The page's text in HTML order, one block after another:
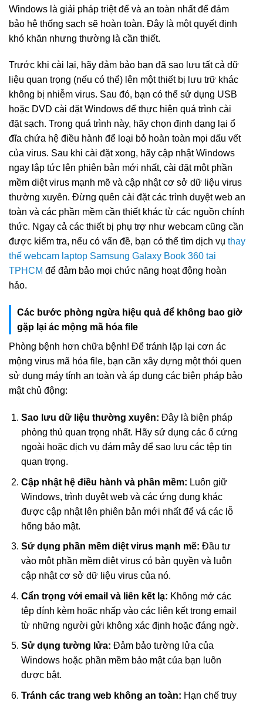
Windows là giải pháp triệt để và an toàn nhất để đảm
bảo hệ thống sạch sẽ hoàn toàn. Đây là một quyết định
khó khăn nhưng thường là cần thiết.
Trước khi cài lại, hãy đảm bảo bạn đã sao lưu tất cả dữ
liệu quan trọng (nếu có thể) lên một thiết bị lưu trữ khác
không bị nhiễm virus. Sau đó, bạn có thể sử dụng USB
hoặc DVD cài đặt Windows để thực hiện quá trình cài
đặt sạch. Trong quá trình này, hãy chọn định dạng lại ổ
đĩa chứa hệ điều hành để loại bỏ hoàn toàn mọi dấu vết
của virus. Sau khi cài đặt xong, hãy cập nhật Windows
ngay lập tức lên phiên bản mới nhất, cài đặt một phần
mềm diệt virus mạnh mẽ và cập nhật cơ sở dữ liệu virus
thường xuyên. Đừng quên cài đặt các trình duyệt web an
toàn và các phần mềm cần thiết khác từ các nguồn chính
thức. Ngay cả các thiết bị phụ trợ như webcam cũng cần
được kiểm tra, nếu có vấn đề, bạn có thể tìm dịch vụ thay
thế webcam laptop Samsung Galaxy Book 360 tại
TPHCM để đảm bảo mọi chức năng hoạt động hoàn
hảo.
Các bước phòng ngừa hiệu quả để không bao giờ
gặp lại ác mộng mã hóa file
Phòng bệnh hơn chữa bệnh! Để tránh lặp lại cơn ác
mộng virus mã hóa file, bạn cần xây dựng một thói quen
sử dụng máy tính an toàn và áp dụng các biện pháp bảo
mật chủ động:
Sao lưu dữ liệu thường xuyên: Đây là biện pháp
phòng thủ quan trọng nhất. Hãy sử dụng các ổ cứng
ngoài hoặc dịch vụ đám mây để sao lưu các tệp tin
quan trọng.
Cập nhật hệ điều hành và phần mềm: Luôn giữ
Windows, trình duyệt web và các ứng dụng khác
được cập nhật lên phiên bản mới nhất để vá các lỗ
hổng bảo mật.
Sử dụng phần mềm diệt virus mạnh mẽ: Đầu tư
vào một phần mềm diệt virus có bản quyền và luôn
cập nhật cơ sở dữ liệu virus của nó.
Cẩn trọng với email và liên kết lạ: Không mở các
tệp đính kèm hoặc nhấp vào các liên kết trong email
từ những người gửi không xác định hoặc đáng ngờ.
Sử dụng tường lửa: Đảm bảo tường lửa của
Windows hoặc phần mềm bảo mật của bạn luôn
được bật.
Tránh các trang web không an toàn: Hạn chế truy